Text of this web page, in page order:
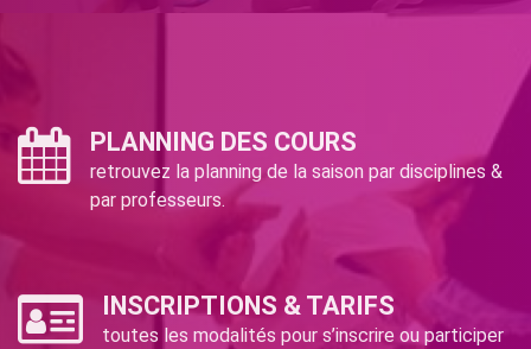
PLANNING DES COURS
retrouvez la planning de la saison par disciplines &
par professeurs.
INSCRIPTIONS & TARIFS
toutes les modalités pour s’inscrire ou participer